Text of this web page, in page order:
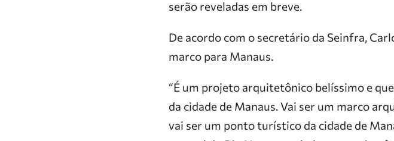
serão reveladas em breve.
De acordo com o secretário da Seinfra,
marco para Manaus.
“É um projeto arquitetônico belíssimo e
da cidade de Manaus. Vai ser um marco
vai ser um ponto turístico da cidade de